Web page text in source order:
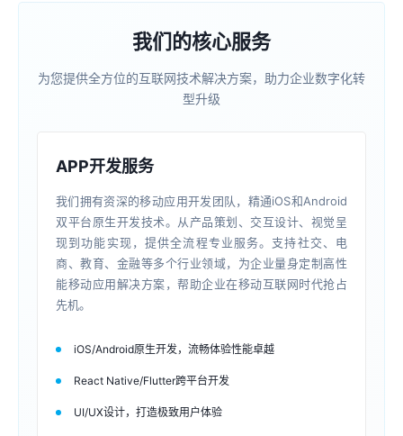
我们的核心服务
为您提供全方位的互联网技术解决方案，助力企业数字化转
型升级
APP开发服务
我们拥有资深的移动应用开发团队，精通iOS和Android
双平台原生开发技术。从产品策划、交互设计、视觉呈
现到功能实现，提供全流程专业服务。支持社交、电
商、教育、金融等多个行业领域，为企业量身定制高性
能移动应用解决方案，帮助企业在移动互联网时代抢占
先机。
iOS/Android原生开发，流畅体验性能卓越
React Native/Flutter跨平台开发
UI/UX设计，打造极致用户体验